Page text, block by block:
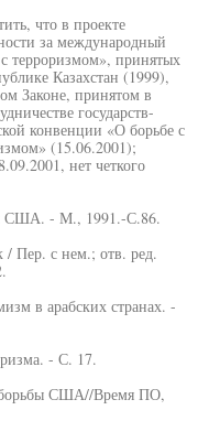
что в проекте
за международный
терроризмом», принятых
Казахстан (1999),
Законе, принятом в
государств-
конвенции «О борьбе с
(15.06.2001);
нет четкого
США. - М., 1991.-С.86.
/ Пер. с нем.; отв. ред.
в арабских странах. -
- С. 17.
борьбы США//Время ПО,